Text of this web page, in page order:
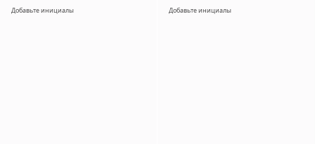
Добавьте инициалы Добавьте инициалы